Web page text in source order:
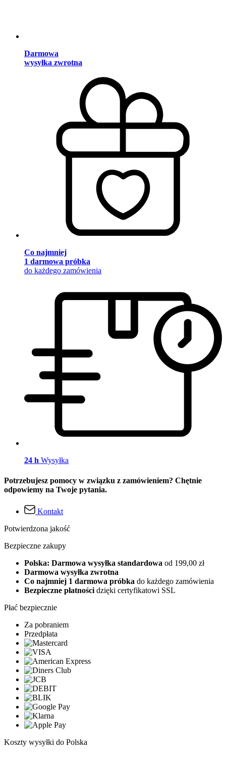
Darmowa
wysyłka zwrotna
Co najmniej
1 darmowa próbka
do każdego zamówienia
24 h Wysyłka
Potrzebujesz pomocy w związku z zamówieniem? Chętnie
odpowiemy na Twoje pytania.
Kontakt
Potwierdzona jakość
Bezpieczne zakupy
Polska: Darmowa wysyłka standardowa od 199,00 zł
Darmowa wysyłka zwrotna
Co najmniej 1 darmowa próbka do każdego zamówienia
Bezpieczne płatności dzięki certyfikatowi SSL
Płać bezpiecznie
Za pobraniem
Przedpłata
Koszty wysyłki do Polska